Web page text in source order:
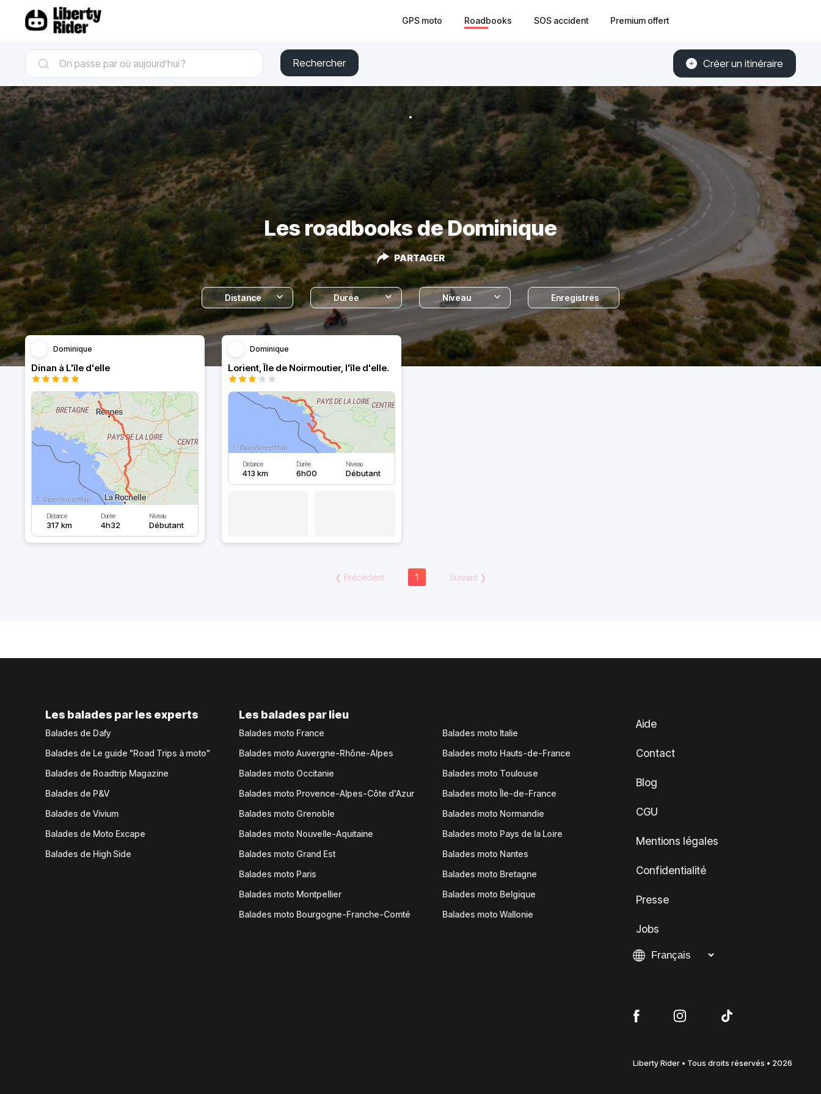
GPS moto Roadbooks SOS accident Premium offert
Rechercher Créer un itinéraire
Les roadbooks de Dominique
PARTAGER
Distance Durée Niveau Enregistrés
Dominique
Dinan à L'île d'elle
Distance
317 km
Durée
4h32
Niveau
Débutant
Dominique
Lorient, Île de Noirmoutier, l'île d'elle.
Distance
413 km
Durée
6h00
Niveau
Débutant
❮ Précédent 1 Suivant❯
Les balades par les experts
Balades de Dafy
Balades de Le guide "Road Trips à moto"
Balades de Roadtrip Magazine
Balades de P&V
Balades de Vivium
Balades de Moto Excape
Balades de High Side
Les balades par lieu
Balades moto France
Balades moto Auvergne-Rhône-Alpes
Balades moto Occitanie
Balades moto Provence-Alpes-Côte d'Azur
Balades moto Grenoble
Balades moto Nouvelle-Aquitaine
Balades moto Grand Est
Balades moto Paris
Balades moto Montpellier
Balades moto Bourgogne-Franche-Comté
Balades moto Italie
Balades moto Hauts-de-France
Balades moto Toulouse
Balades moto Île-de-France
Balades moto Normandie
Balades moto Pays de la Loire
Balades moto Nantes
Balades moto Bretagne
Balades moto Belgique
Balades moto Wallonie
Aide
Contact
Blog
CGU
Mentions légales
Confidentialité
Presse
Jobs
Liberty Rider • Tous droits réservés • 2026